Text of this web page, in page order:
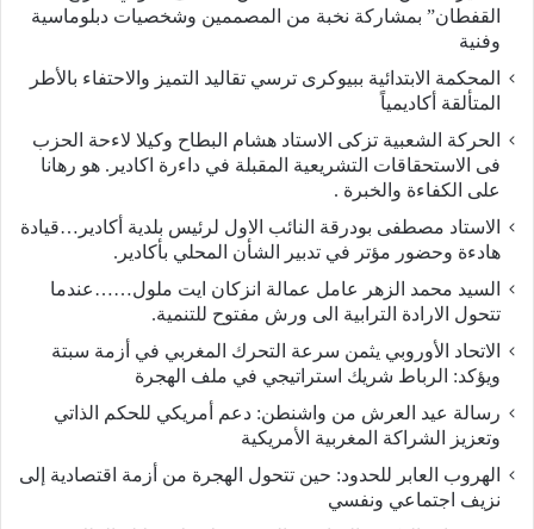
القفطان” بمشاركة نخبة من المصممين وشخصيات دبلوماسية
وفنية
المحكمة الابتدائية ببيوكرى ترسي تقاليد التميز والاحتفاء بالأطر
المتألقة أكاديمياً
الحركة الشعبية تزكى الاستاد هشام البطاح وكيلا لاءحة الحزب
فى الاستحقاقات التشريعية المقبلة في داءرة اكادير. هو رهانا
على الكفاءة والخبرة .
الاستاد مصطفى بودرقة النائب الاول لرئيس بلدية أكادير…قيادة
هادءة وحضور مؤتر في تدبير الشأن المحلي بأكادير.
السيد محمد الزهر عامل عمالة انزكان ايت ملول……عندما
تتحول الارادة الترابية الى ورش مفتوح للتنمية.
الاتحاد الأوروبي يثمن سرعة التحرك المغربي في أزمة سبتة
ويؤكد: الرباط شريك استراتيجي في ملف الهجرة
رسالة عيد العرش من واشنطن: دعم أمريكي للحكم الذاتي
وتعزيز الشراكة المغربية الأمريكية
​الهروب العابر للحدود: حين تتحول الهجرة من أزمة اقتصادية إلى
نزيف اجتماعي ونفسي